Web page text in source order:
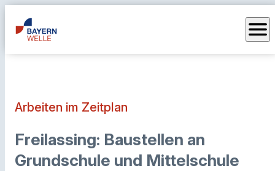
menu
Arbeiten im Zeitplan
Freilassing: Baustellen an
Grundschule und Mittelschule